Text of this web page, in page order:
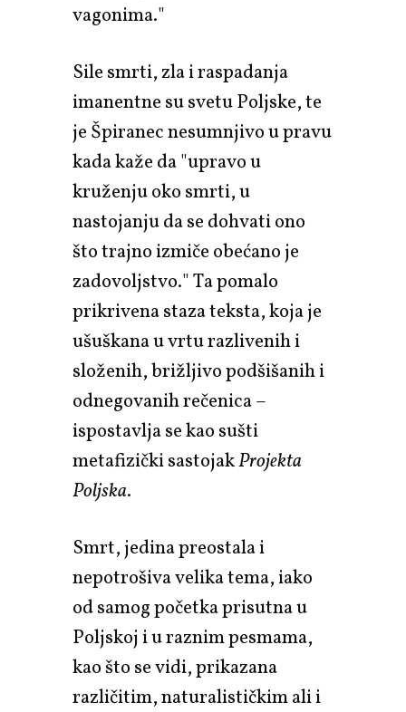
vagonima."
Sile smrti, zla i raspadanja
imanentne su svetu Poljske, te
je Špiranec nesumnjivo u pravu
kada kaže da "upravo u
kruženju oko smrti, u
nastojanju da se dohvati ono
što trajno izmiče obećano je
zadovoljstvo." Ta pomalo
prikrivena staza teksta, koja je
ušuškana u vrtu razlivenih i
složenih, brižljivo podšišanih i
odnegovanih rečenica –
ispostavlja se kao sušti
metafizički sastojakProjekta
Poljska.
Smrt, jedina preostala i
nepotrošiva velika tema, iako
od samog početka prisutna u
Poljskoj i u raznim pesmama,
kao što se vidi, prikazana
različitim, naturalističkim ali i